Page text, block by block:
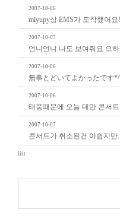
2007-10-06
miyupy상 EMS가 도착했어
2007-10-07
언니언니 나도 보여줘요 으
2007-10-06
無事とどいてよかったです
2007-10-06
태풍때문에 오늘 대만 콘서
2007-10-07
콘서트가 취소된건 아쉽지
list